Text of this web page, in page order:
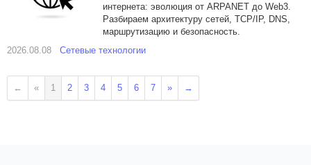
интернета: эволюция от ARPANET до Web3.
Разбираем архитектуру сетей, TCP/IP, DNS,
маршрутизацию и безопасность.
2026.08.08
Сетевые технологии
← « 1 2 3 4 5 6 7 » →